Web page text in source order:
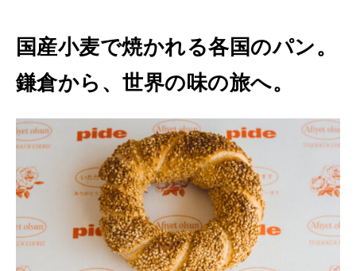
WORK&MONEY
MAGAZINE
特集
2026年9月号「北海道 おいしく遊ぶ、夏のご褒美旅。」
2026年8月号『お茶の時間です。』
2026年7月号「鎌倉 ローカルが 教えてくれた 本当の歩き方。」
MAGAZINE MOOK
き
行
列
必
至
の
パ
ン
屋
国産小麦で焼かれる各国のパン。
鎌倉から、世界の味の旅へ。